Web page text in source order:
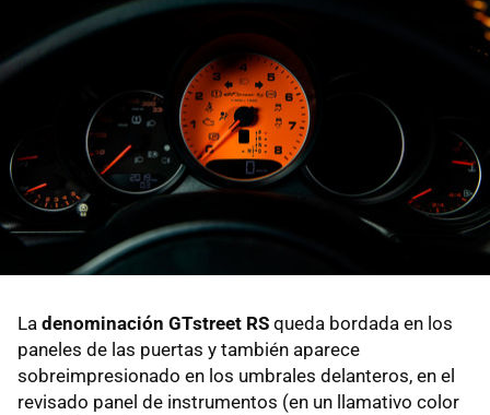
La denominación GTstreet RS queda bordada en los
paneles de las puertas y también aparece
sobreimpresionado en los umbrales delanteros, en el
revisado panel de instrumentos (en un llamativo color